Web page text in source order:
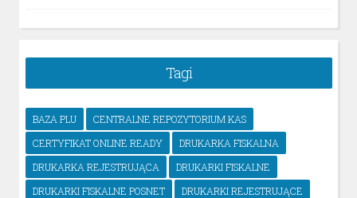
Tagi
BAZA PLU
CENTRALNE REPOZYTORIUM KAS
CERTYFIKAT ONLINE READY
DRUKARKA FISKALNA
DRUKARKA REJESTRUJĄCA
DRUKARKI FISKALNE
DRUKARKI FISKALNE POSNET
DRUKARKI REJESTRUJĄCE